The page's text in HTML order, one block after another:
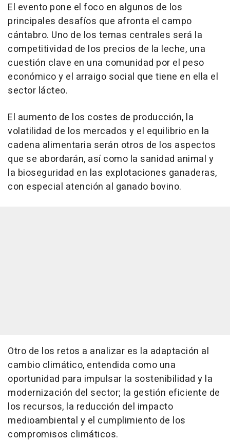
El evento pone el foco en algunos de los
principales desafíos que afronta el campo
cántabro. Uno de los temas centrales será la
competitividad de los precios de la leche, una
cuestión clave en una comunidad por el peso
económico y el arraigo social que tiene en ella el
sector lácteo.
El aumento de los costes de producción, la
volatilidad de los mercados y el equilibrio en la
cadena alimentaria serán otros de los aspectos
que se abordarán, así como la sanidad animal y
la bioseguridad en las explotaciones ganaderas,
con especial atención al ganado bovino.
Otro de los retos a analizar es la adaptación al
cambio climático, entendida como una
oportunidad para impulsar la sostenibilidad y la
modernización del sector; la gestión eficiente de
los recursos, la reducción del impacto
medioambiental y el cumplimiento de los
compromisos climáticos.